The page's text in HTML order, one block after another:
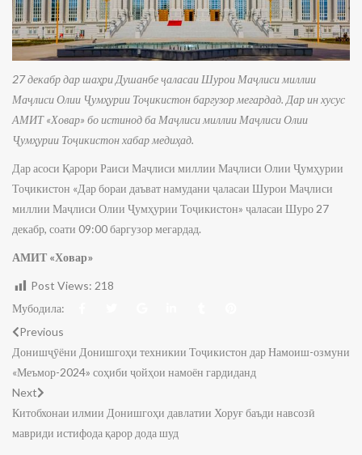
27 декабр дар шаҳри Душанбе ҷаласаи Шурои Маҷлиси миллии
Маҷлиси Олии Ҷумҳурии Тоҷикистон баргузор мегардад. Дар ин хусус
АМИТ «Ховар» бо истинод ба Маҷлиси миллии Маҷлиси Олии
Ҷумҳурии Тоҷикистон хабар медиҳад.
Дар асоси Қарори Раиси Маҷлиси миллии Маҷлиси Олии Ҷумҳурии
Тоҷикистон «Дар бораи даъват намудани ҷаласаи Шурои Маҷлиси
миллии Маҷлиси Олии Ҷумҳурии Тоҷикистон» ҷаласаи Шуро 27
декабр, соати 09:00 баргузор мегардад.
АМИТ «Ховар»
Post Views: 218
Мубодила:
Previous
Донишҷӯёни Донишгоҳи техникии Тоҷикистон дар Намоиш-озмуни
«Меъмор-2024» соҳиби ҷойҳои намоён гардиданд
Next
Китобхонаи илмии Донишгоҳи давлатии Хоруғ баъди навсозӣ
мавриди истифода қарор дода шуд